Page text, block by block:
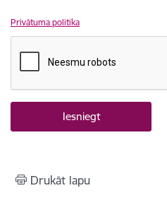
Privātuma politika
Drukāt lapu